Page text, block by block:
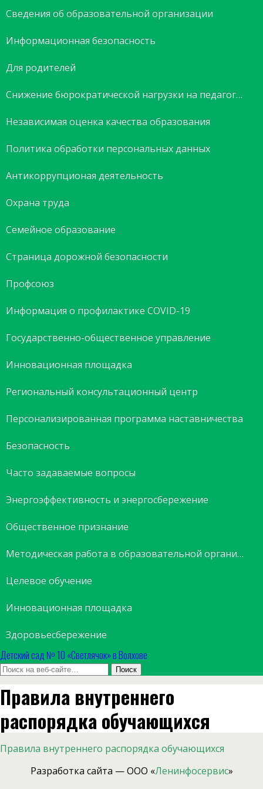
Сведения об образовательной организации
Информационная безопасность
Для родителей
Снижение бюрократической нагрузки на педагогов
Независимая оценка качества образования
Политика обработки персональных данных
Антикоррупционая деятельность
Охрана труда
Семейное образование
Страница дорожной безопасности
Профсоюз
Информация о профилактике COVID-19
Государственно-общественное управление
Инновационная площадка
Региональный консультационный центр
Персонализированная программа наставничества
Безопасность
Часто задаваемые вопросы
Энергоэффективность и энергосбережение
Общественное признание
Методическая работа в образовательной организации
Целевое обучение
Инновационная площадка
Здоровьесбережение
Детский сад № 10 «Светлячок» в Волхове
Правила внутреннего
распорядка обучающихся
Правила внутреннего распорядка обучающихся
Разработка сайта — ООО «Ленинфосервис»